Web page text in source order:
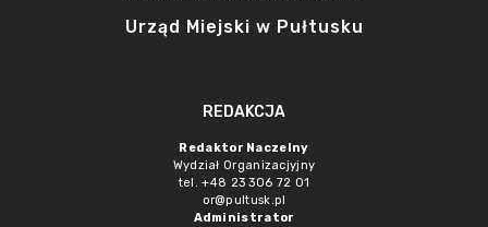
Urząd Miejski w Pułtusku
REDAKCJA
Redaktor Naczelny
Wydział Organizacjyjny
tel. +48 23 306 72 01
or@pultusk.pl
Administrator